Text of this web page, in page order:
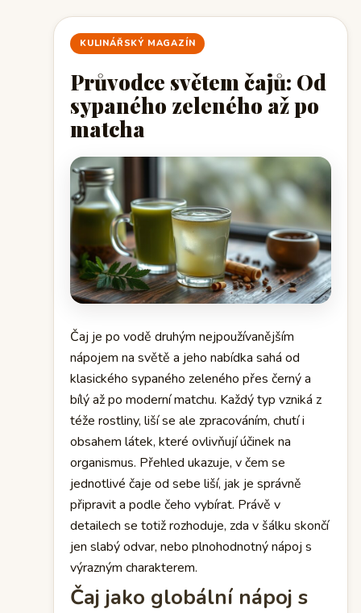
KULINÁŘSKÝ MAGAZÍN
Průvodce světem čajů: Od
sypaného zeleného až po
matcha
Čaj je po vodě druhým nejpoužívanějším
nápojem na světě a jeho nabídka sahá od
klasického sypaného zeleného přes černý a
bílý až po moderní matchu. Každý typ vzniká z
téže rostliny, liší se ale zpracováním, chutí i
obsahem látek, které ovlivňují účinek na
organismus. Přehled ukazuje, v čem se
jednotlivé čaje od sebe liší, jak je správně
připravit a podle čeho vybírat. Právě v
detailech se totiž rozhoduje, zda v šálku skončí
jen slabý odvar, nebo plnohodnotný nápoj s
výrazným charakterem.
Čaj jako globální nápoj s